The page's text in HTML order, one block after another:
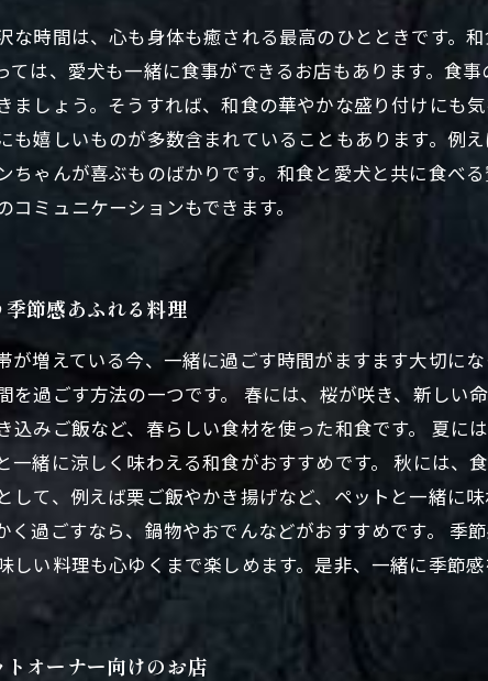
な時間は、心も身体も癒される最高のひとときです。
ては、愛犬も一緒に食事ができるお店もあります。食
ましょう。そうすれば、和食の華やかな盛り付けにも
も嬉しいものが多数含まれていることもあります。例
ちゃんが喜ぶものばかりです。和食と愛犬と共に食べ
ミュニケーションもできます。
節感あふれる料理
が増えている今、一緒に過ごす時間がますます大切に
を過ごす方法の一つです。 春には、桜が咲き、新し
込みご飯など、春らしい食材を使った和食です。 夏
一緒に涼しく味わえる和食がおすすめです。 秋には、
して、例えば栗ご飯やかき揚げなど、ペットと一緒に
く過ごすなら、鍋物やおでんなどがおすすめです。
しい料理も心ゆくまで楽しめます。是非、一緒に季節感
オーナー向けのお店